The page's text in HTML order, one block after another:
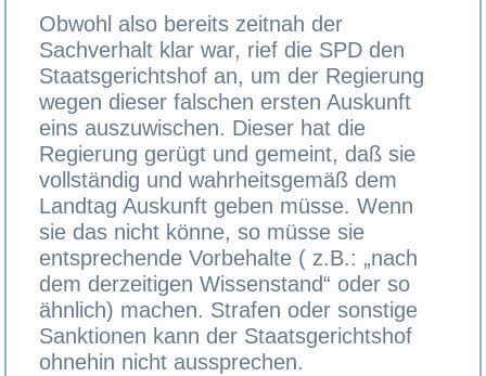
Obwohl also bereits zeitnah der
Sachverhalt klar war, rief die SPD den
Staatsgerichtshof an, um der Regierung
wegen dieser falschen ersten Auskunft
eins auszuwischen. Dieser hat die
Regierung gerügt und gemeint, daß sie
vollständig und wahrheitsgemäß dem
Landtag Auskunft geben müsse. Wenn
sie das nicht könne, so müsse sie
entsprechende Vorbehalte ( z.B.: „nach
dem derzeitigen Wissenstand“ oder so
ähnlich) machen. Strafen oder sonstige
Sanktionen kann der Staatsgerichtshof
ohnehin nicht aussprechen.